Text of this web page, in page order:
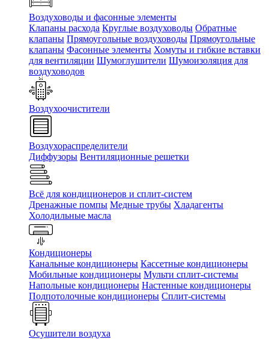
Воздуховоды и фасонные элементы
Клапаны расхода Круглые воздуховоды Обратные
клапаны Прямоугольные воздуховоды Прямоугольные
клапаны Фасонные элементы Хомуты и гибкие вставки
для вентиляции Шумоглушители Шумоизоляция для
воздуховодов
Воздухоочистители
Воздухораспределители
Диффузоры Вентиляционные решетки
Всё для кондиционеров и сплит-систем
Дренажные помпы Медные трубы Хладагенты
Холодильные масла
Кондиционеры
Канальные кондиционеры Кассетные кондиционеры
Мобильные кондиционеры Мульти сплит-системы
Напольные кондиционеры Настенные кондиционеры
Подпотолочные кондиционеры Сплит-системы
Осушители воздуха